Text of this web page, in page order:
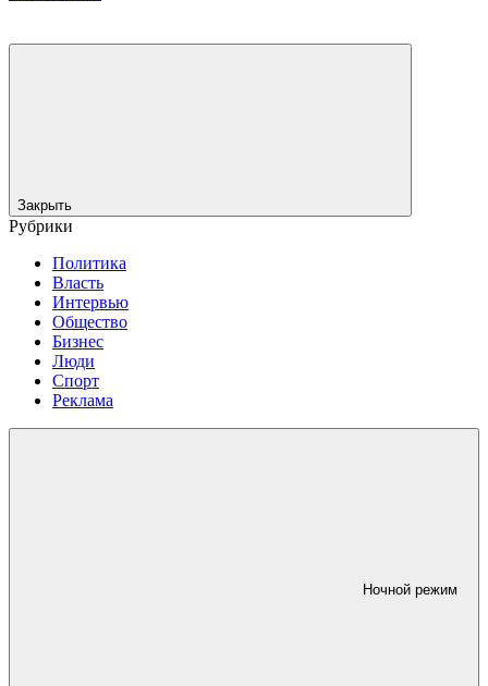
Закрыть
Рубрики
Политика
Власть
Интервью
Общество
Бизнес
Люди
Спорт
Реклама
Ночной режим